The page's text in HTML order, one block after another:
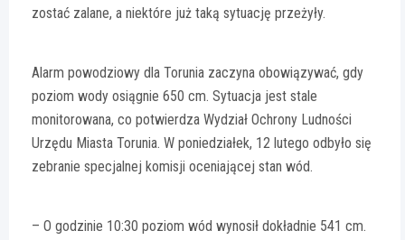
zostać zalane, a niektóre już taką sytuację przeżyły.
Alarm powodziowy dla Torunia zaczyna obowiązywać, gdy
poziom wody osiągnie 650 cm. Sytuacja jest stale
monitorowana, co potwierdza Wydział Ochrony Ludności
Urzędu Miasta Torunia. W poniedziałek, 12 lutego odbyło się
zebranie specjalnej komisji oceniającej stan wód.
– O godzinie 10:30 poziom wód wynosił dokładnie 541 cm.